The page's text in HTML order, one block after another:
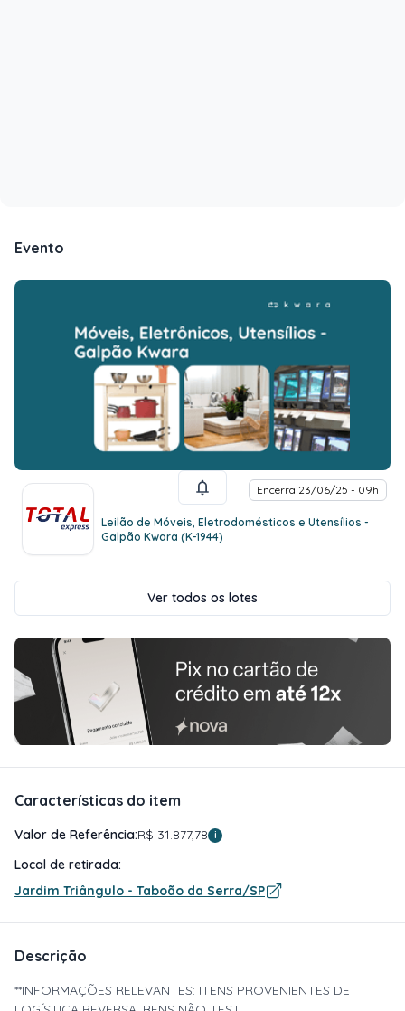
Evento
Encerra 23/06/25 - 09h
Leilão de Móveis, Eletrodomésticos e Utensílios -
Galpão Kwara (K-1944)
Ver todos os lotes
Características do item
Valor de Referência:R$ 31.877,78 i
Local de retirada:
Jardim Triângulo - Taboão da Serra/SP
Descrição
**INFORMAÇÕES RELEVANTES: ITENS PROVENIENTES DE